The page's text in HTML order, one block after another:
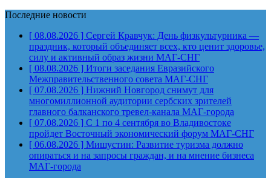
Последние новости
[ 08.08.2026 ] Сергей Кравчук: День физкультурника —
праздник, который объединяет всех, кто ценит здоровье,
силу и активный образ жизни МАГ-СНГ
[ 08.08.2026 ] Итоги заседания Евразийского
Межправительственного совета МАГ-СНГ
[ 07.08.2026 ] Нижний Новгород снимут для
многомиллионной аудитории сербских зрителей
главного балканского тревел-канала МАГ-города
[ 07.08.2026 ] С 1 по 4 сентября во Владивостоке
пройдет Восточный экономический форум МАГ-СНГ
[ 06.08.2026 ] Мишустин: Развитие туризма должно
опираться и на запросы граждан, и на мнение бизнеса
МАГ-города